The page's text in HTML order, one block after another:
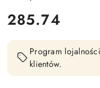
cena:
285.74
Program
klientów.